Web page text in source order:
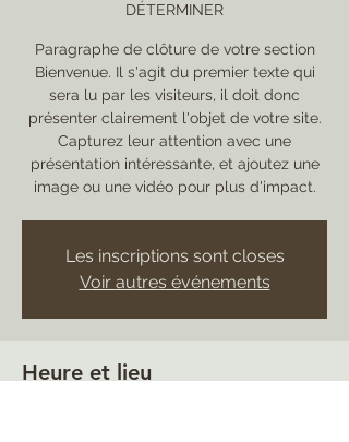
DÉTERMINER
Paragraphe de clôture de votre section
Bienvenue. Il s'agit du premier texte qui
sera lu par les visiteurs, il doit donc
présenter clairement l'objet de votre site.
Capturez leur attention avec une
présentation intéressante, et ajoutez une
image ou une vidéo pour plus d'impact.
Les inscriptions sont closes
Voir autres événements
Heure et lieu